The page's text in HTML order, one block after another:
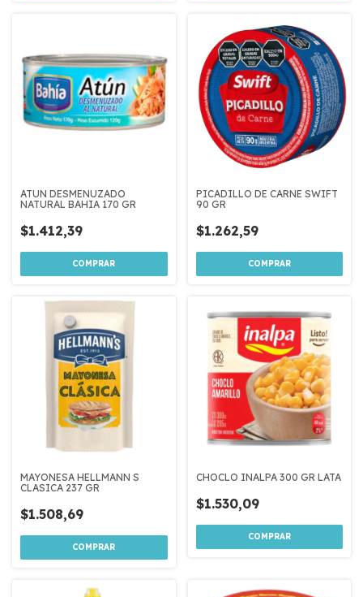
ATUN DESMENUZADO
NATURAL BAHIA 170 GR
$1.412,39
PICADILLO DE CARNE SWIFT
90 GR
$1.262,59
MAYONESA HELLMANN S
CLASICA 237 GR
$1.508,69
CHOCLO INALPA 300 GR LATA
$1.530,09